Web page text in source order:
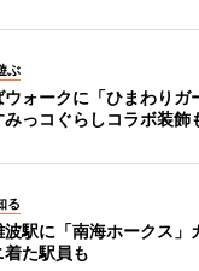
ぶ
ウォークに「ひまわり
みっコぐらしコラボ装飾
る
波駅に「南海ホークス
着た駅員も